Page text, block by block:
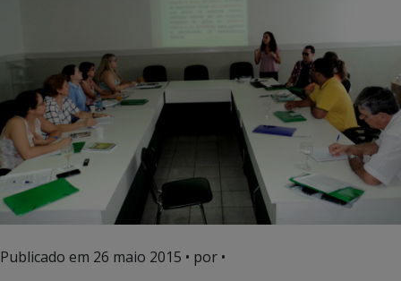
Publicado em 26 maio 2015 • por •